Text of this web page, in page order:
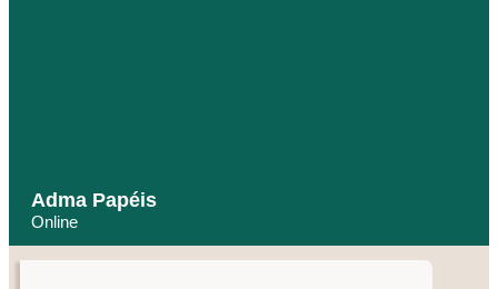
Adma Papéis
Online